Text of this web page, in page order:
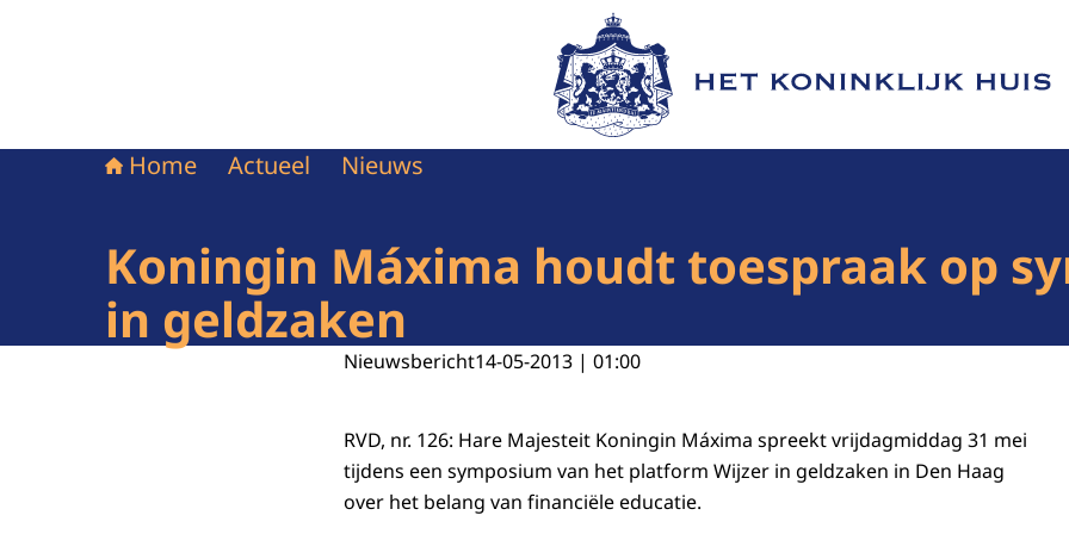
Naar de homepage van Het Koninklijk Huis
Home Actueel Nieuws
Koningin Máxima houdt toespraak op
in geldzaken
Nieuwsbericht14-05-2013 | 01:00
RVD, nr. 126: Hare Majesteit Koningin Máxima spreekt vrijdagmiddag 31 mei
tijdens een symposium van het platform Wijzer in geldzaken in Den Haag
over het belang van financiële educatie.